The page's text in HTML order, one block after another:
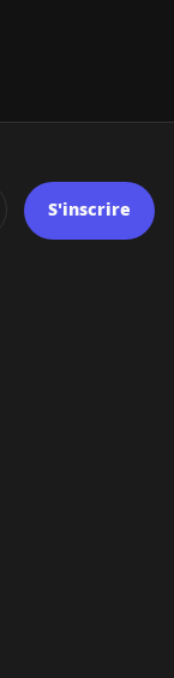
S'inscrire